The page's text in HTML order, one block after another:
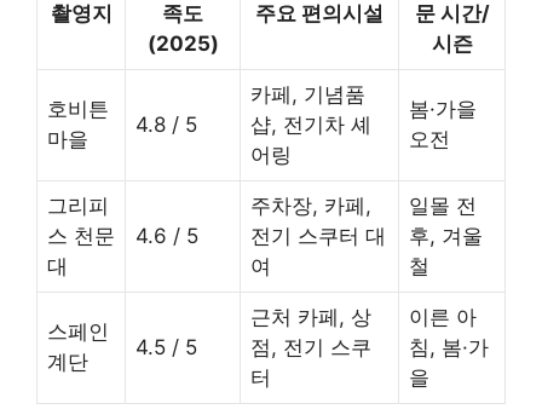
촬영지
족도
(2025)
주요 편의시설
문 시간/
시즌
호비튼
마을
4.8 / 5
카페, 기념품
샵, 전기차 셰
어링
봄·가을
오전
그리피
스 천문
대
4.6 / 5
주차장, 카페,
전기 스쿠터 대
여
일몰 전
후, 겨울
철
스페인
계단
4.5 / 5
근처 카페, 상
점, 전기 스쿠
터
이른 아
침, 봄·가
을